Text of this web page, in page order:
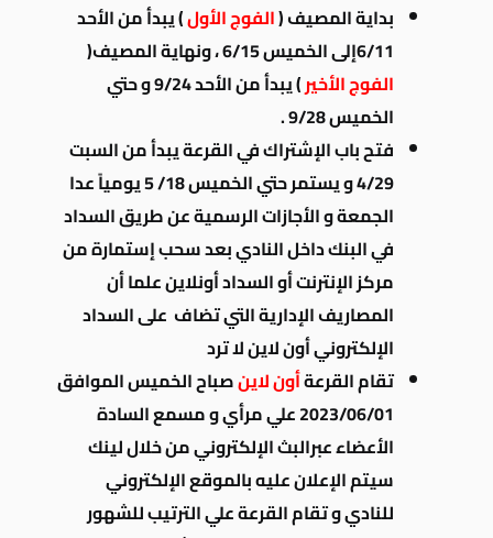
بداية المصيف (الفوج الأول) يبدأ من الأحد
6/11إلى الخميس 6/15 ، ونهاية المصيف(
الفوج الأخير
) يبدأ من الأحد 9/24 و حتي
الخميس 9/28 .
فتح باب الإشتراك في القرعة يبدأ من السبت
4/29 و يستمر حتي الخميس 18/ 5 يومياً عدا
الجمعة و الأجازات الرسمية عن طريق السداد
في البنك داخل النادي بعد سحب إستمارة من
مركز الإنترنت أو السداد أونلاين علما أن
المصاريف الإدارية التي تضاف على السداد
الإلكتروني أون لاين لا ترد
تقام القرعةأون لاينصباح الخميس الموافق
2023/06/01 علي مرأي و مسمع السادة
الأعضاء عبرالبث الإلكتروني من خلال لينك
سيتم الإعلان عليه بالموقع الإلكتروني
للنادي و تقام القرعة علي الترتيب للشهور